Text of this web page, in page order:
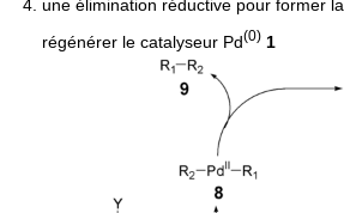
une élimination réductive pour former la
régénérer le catalyseur Pd(0) 1